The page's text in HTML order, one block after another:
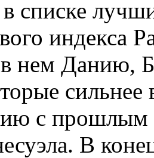
в списке
индекса
в нем Данию,
с
В